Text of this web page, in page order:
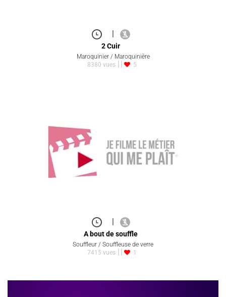
2 Cuir
Maroquinier / Maroquinière
8380 vues
5
|
A bout de souffle
Souffleur / Souffleuse de verre
7415 vues
1